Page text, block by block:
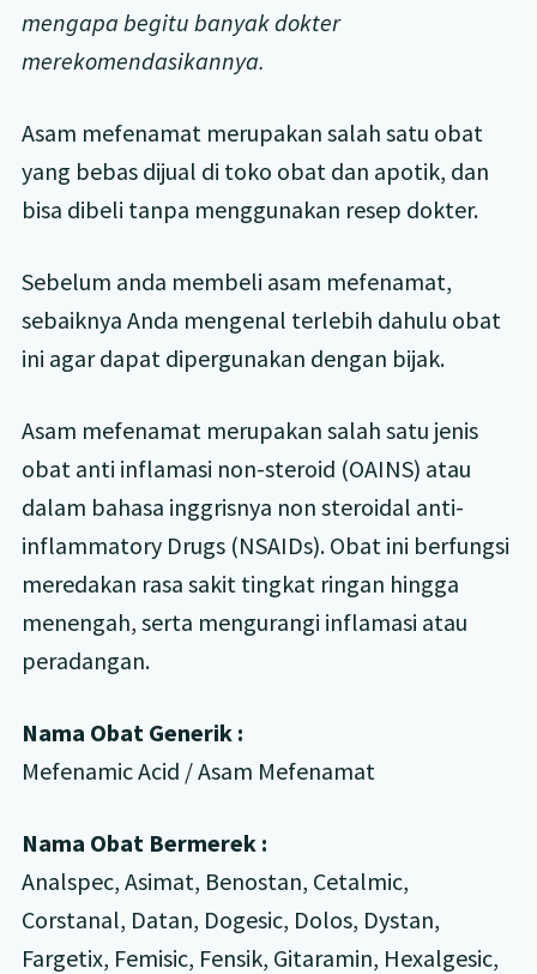
mengapa begitu banyak dokter
merekomendasikannya.
Asam mefenamat merupakan salah satu obat
yang bebas dijual di toko obat dan apotik, dan
bisa dibeli tanpa menggunakan resep dokter.
Sebelum anda membeli asam mefenamat,
sebaiknya Anda mengenal terlebih dahulu obat
ini agar dapat dipergunakan dengan bijak.
Asam mefenamat merupakan salah satu jenis
obat anti inflamasi non-steroid (OAINS) atau
dalam bahasa inggrisnya non steroidal anti-
inflammatory Drugs (NSAIDs). Obat ini berfungsi
meredakan rasa sakit tingkat ringan hingga
menengah, serta mengurangi inflamasi atau
peradangan.
Nama Obat Generik :
Mefenamic Acid / Asam Mefenamat
Nama Obat Bermerek :
Analspec, Asimat, Benostan, Cetalmic,
Corstanal, Datan, Dogesic, Dolos, Dystan,
Fargetix, Femisic, Fensik, Gitaramin, Hexalgesic,